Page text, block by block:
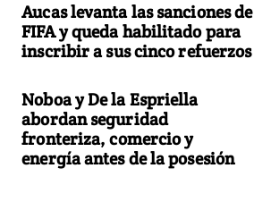
Aucas levanta las sanciones de
FIFA y queda habilitado para
inscribir a sus cinco refuerzos
Noboa y De la Espriella
abordan seguridad
fronteriza, comercio y
energía antes de la posesión